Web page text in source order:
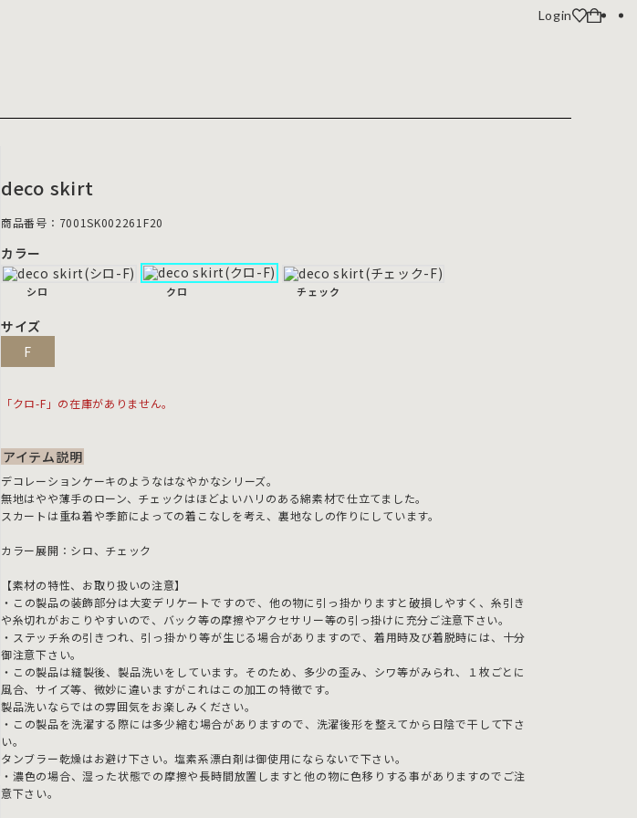
Login
deco skirt
商品番号：7001SK002261F20
カラー
シロ クロ チェック
サイズ
F
「クロ-F」の在庫がありません。
アイテム説明
デコレーションケーキのようなはなやかなシリーズ。
無地はやや薄手のローン、チェックはほどよいハリのある綿素材で仕立てました。
スカートは重ね着や季節によっての着こなしを考え、裏地なしの作りにしています。
カラー展開：シロ、チェック
【素材の特性、お取り扱いの注意】
・この製品の装飾部分は大変デリケートですので、他の物に引っ掛かりますと破損しやすく、糸引き
や糸切れがおこりやすいので、バック等の摩擦やアクセサリー等の引っ掛けに充分ご注意下さい。
・ステッチ糸の引きつれ、引っ掛かり等が生じる場合がありますので、着用時及び着脱時には、十分
御注意下さい。
・この製品は縫製後、製品洗いをしています。そのため、多少の歪み、シワ等がみられ、１枚ごとに
風合、サイズ等、微妙に違いますがこれはこの加工の特徴です。
製品洗いならではの雰囲気をお楽しみください。
・この製品を洗濯する際には多少縮む場合がありますので、洗濯後形を整えてから日陰で干して下さ
い。
タンブラー乾燥はお避け下さい。塩素系漂白剤は御使用にならないで下さい。
・濃色の場合、湿った状態での摩擦や長時間放置しますと他の物に色移りする事がありますのでご注
意下さい。